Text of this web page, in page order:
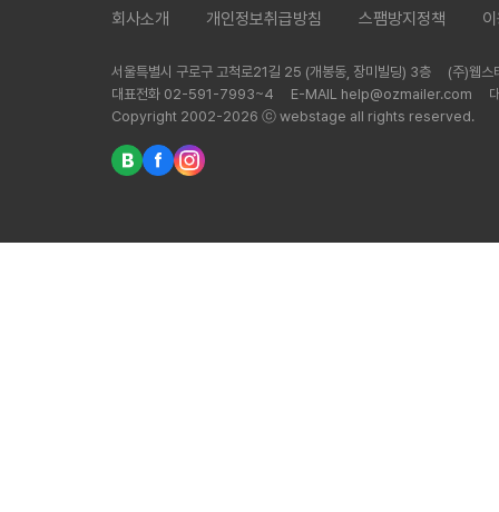
회사소개 개인정보취급방침 스팸방지정책
서울특별시 구로구 고척로21길 25 (개봉동, 장미빌딩) 3층
(주)웹스
대표전화 02-591-7993~4
E-MAIL help@ozmailer.com
Copyright 2002-2026 ⓒ webstage all rights reserved.